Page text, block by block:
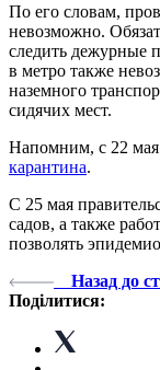
По его словам,
невозможно.
следить дежурные
в метро также
наземного
сидячих мест.
Напомним, с 22
карантина.
С 25 мая
садов, а также
позволять
Назад до
Поділитися: